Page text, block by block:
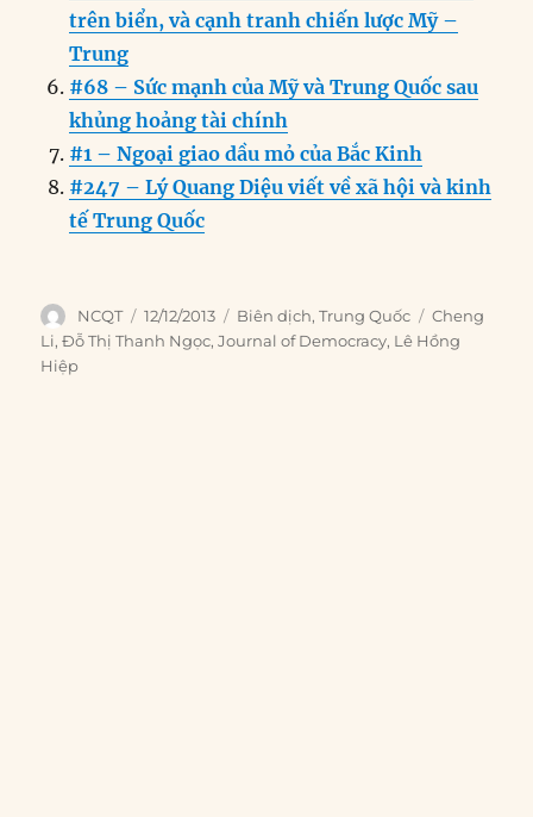
trên biển, và cạnh tranh chiến lược Mỹ –
Trung
#68 – Sức mạnh của Mỹ và Trung Quốc sau
khủng hoảng tài chính
#1 – Ngoại giao dầu mỏ của Bắc Kinh
#247 – Lý Quang Diệu viết về xã hội và kinh
tế Trung Quốc
Author
NCQT
Posted
on
12/12/2013 Categories
Biên dịch,Trung Quốc Tags
Cheng
Li,Đỗ Thị Thanh Ngọc,Journal of Democracy, Lê Hồng
Hiệp